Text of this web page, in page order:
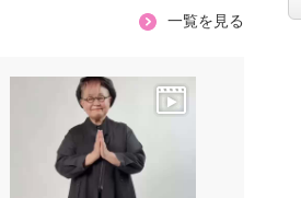
一覧を見る